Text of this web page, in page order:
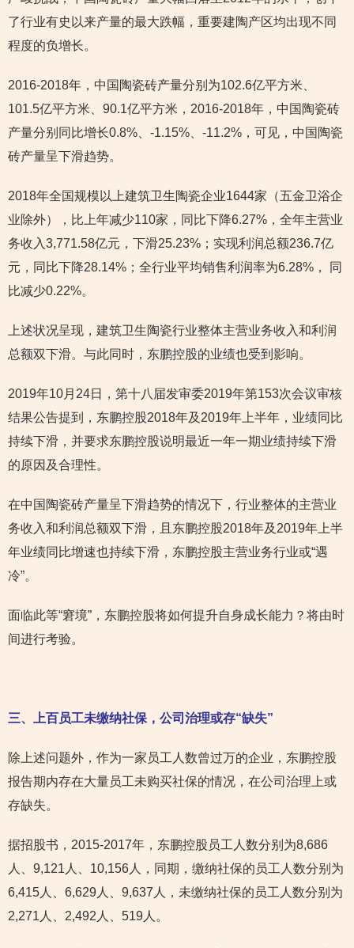
了行业有史以来产量的最大跌幅，重要建陶产区均出现不同
程度的负增长。
2016-2018年，中国陶瓷砖产量分别为102.6亿平方米、
101.5亿平方米、90.1亿平方米，2016-2018年，中国陶瓷砖
产量分别同比增长0.8%、-1.15%、-11.2%，可见，中国陶瓷
砖产量呈下滑趋势。
2018年全国规模以上建筑卫生陶瓷企业1644家（五金卫浴企
业除外），比上年减少110家，同比下降6.27%，全年主营业
务收入3,771.58亿元，下滑25.23%；实现利润总额236.7亿
元，同比下降28.14%；全行业平均销售利润率为6.28%， 同
比减少0.22%。
上述状况呈现，建筑卫生陶瓷行业整体主营业务收入和利润
总额双下滑。与此同时，东鹏控股的业绩也受到影响。
2019年10月24日，第十八届发审委2019年第153次会议审核
结果公告提到，东鹏控股2018年及2019年上半年，业绩同比
持续下滑，并要求东鹏控股说明最近一年一期业绩持续下滑
的原因及合理性。
在中国陶瓷砖产量呈下滑趋势的情况下，行业整体的主营业
务收入和利润总额双下滑，且东鹏控股2018年及2019年上半
年业绩同比增速也持续下滑，东鹏控股主营业务行业或“遇
冷”。
面临此等“窘境”，东鹏控股将如何提升自身成长能力？将由时
间进行考验。
三、上百员工未缴纳社保，公司治理或存“缺失”
除上述问题外，作为一家员工人数曾过万的企业，东鹏控股
报告期内存在大量员工未购买社保的情况，在公司治理上或
存缺失。
据招股书，2015-2017年，东鹏控股员工人数分别为8,686
人、9,121人、10,156人，同期，缴纳社保的员工人数分别为
6,415人、6,629人、9,637人，未缴纳社保的员工人数分别为
2,271人、2,492人、519人。